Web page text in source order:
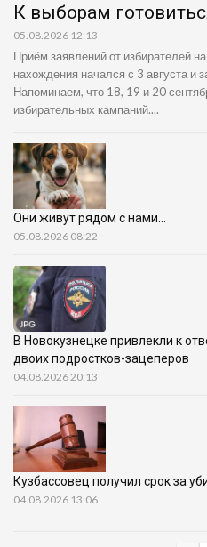
К выборам
05.08.2026 12:13
Приём заявлений от избирателей
нахождения начался с 3 августа и
Напоминаем, что 18, 19 и 20
избирательных кампаний....
Они живут рядом с нами…
05.08.2026 08:22
В Новокузнецке привлекли к
двоих подростков-зацеперов
04.08.2026 20:13
Кузбассовец получил срок за
04.08.2026 13:06